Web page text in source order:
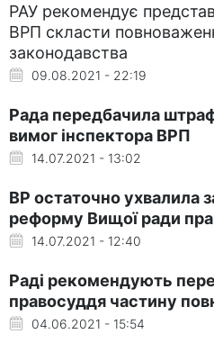
РАУ рекомендує
ВРП скласти
законодавства
09.08.2021 - 22:19
Рада передбачила
вимог інспектора ВРП
14.07.2021 - 13:02
ВР остаточно ухвалила
реформу Вищої ради
14.07.2021 - 12:40
Раді рекомендують
правосуддя частину
04.06.2021 - 15:54